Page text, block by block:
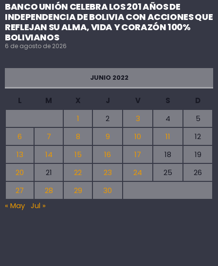
BANCO UNIÓN CELEBRA LOS 201 AÑOS DE
INDEPENDENCIA DE BOLIVIA CON ACCIONES QUE
REFLEJAN SU ALMA, VIDA Y CORAZÓN 100%
BOLIVIANOS
6 de agosto de 2026
JUNIO 2022
L M X J V S
D
1
2 3 4
5
6
7 8 9 10 11
12
13
14 15 16 17 18
19
20
21 22 23 24 25
26
27
28 29
30
« May Jul »